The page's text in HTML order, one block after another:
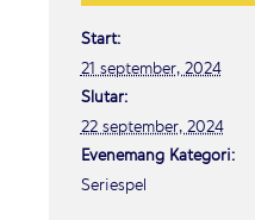
Start:
21 september, 2024
Slutar:
22 september, 2024
Evenemang Kategori:
Seriespel